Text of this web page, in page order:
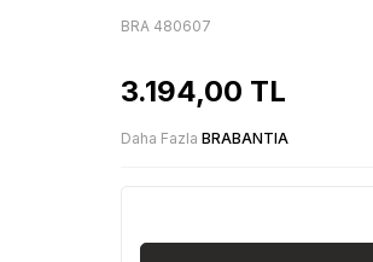
BRA 480607
3.194,00 TL
Daha Fazla BRABANTIA